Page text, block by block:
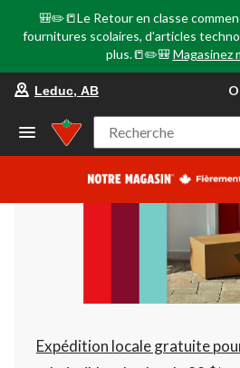
🎒✏️📒Le Retour en classe
fournitures scolaires, d'articles
plus.📒✏️🎒 Magasinez
votre
AB,
à
22:00
pour
Leduc, AB
Recherche
Expédition locale gratuite